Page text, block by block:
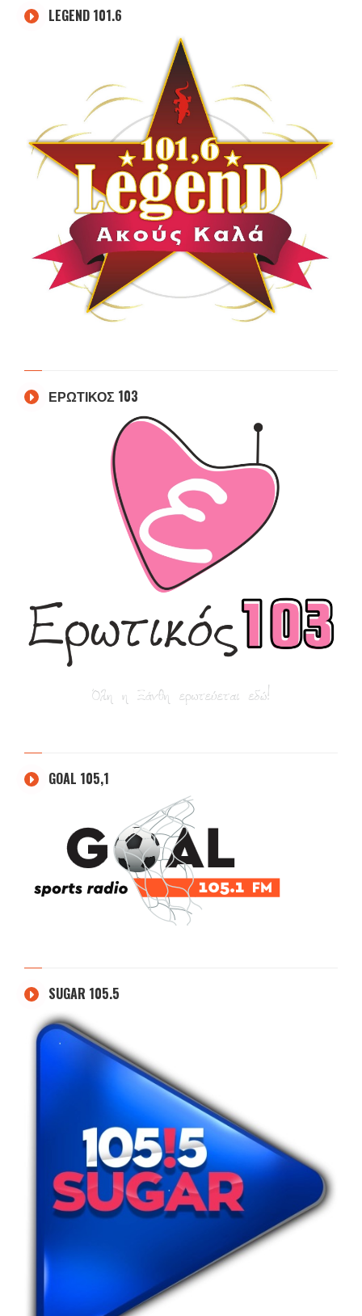
LEGEND 101.6
ΕΡΩΤΙΚΟΣ 103
GOAL 105,1
SUGAR 105.5